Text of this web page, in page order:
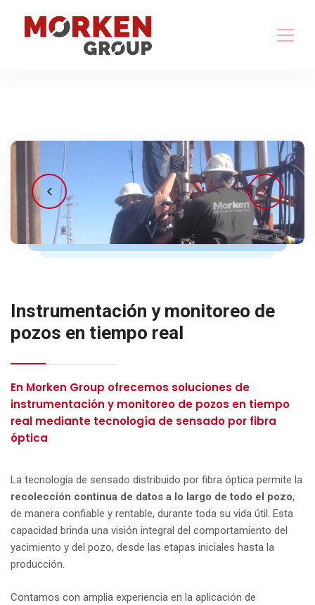
Instrumentación y monitoreo de
pozos en tiempo real
En Morken Group ofrecemos soluciones de
instrumentación y monitoreo de pozos en tiempo
real mediante tecnología de sensado por fibra
óptica
La tecnología de sensado distribuido por fibra óptica permite la
recolección continua de datos a lo largo de todo el pozo,
de manera confiable y rentable, durante toda su vida útil. Esta
capacidad brinda una visión integral del comportamiento del
yacimiento y del pozo, desde las etapas iniciales hasta la
producción.
Contamos con amplia experiencia en la aplicación de